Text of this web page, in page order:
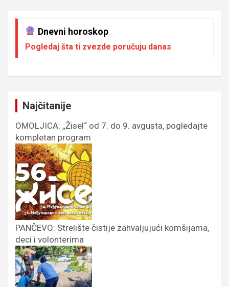
Dnevni horoskop
Pogledaj šta ti zvezde poručuju danas
Najčitanije
OMOLJICA: „Žisel“ od 7. do 9. avgusta, pogledajte
kompletan program
PANČEVO: Strelište čistije zahvaljujući komšijama,
deci i volonterima